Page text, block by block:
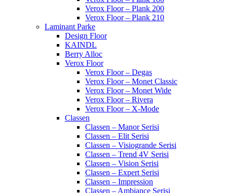
Verox Floor – Plank 200
Verox Floor – Plank 210
Laminant Parke
Design Floor
KAINDL
Berry Alloc
Verox Floor
Verox Floor – Degas
Verox Floor – Monet Classic
Verox Floor – Monet Wide
Verox Floor – Rivera
Verox Floor – X-Mode
Classen
Classen – Manor Serisi
Classen – Elit Serisi
Classen – Visiogrande Serisi
Classen – Trend 4V Serisi
Classen – Vision Serisi
Classen – Expert Serisi
Classen – Impression
Classen – Ambiance Serisi